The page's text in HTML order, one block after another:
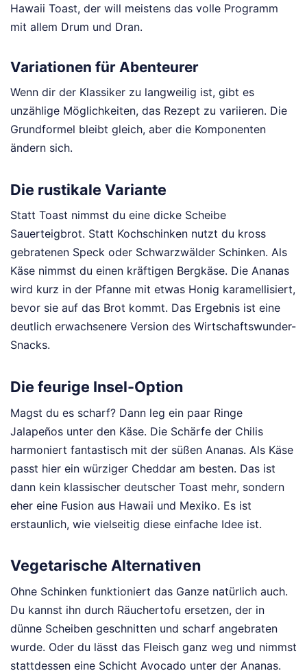
Hawaii Toast, der will meistens das volle Programm
mit allem Drum und Dran.
Variationen für Abenteurer
Wenn dir der Klassiker zu langweilig ist, gibt es
unzählige Möglichkeiten, das Rezept zu variieren. Die
Grundformel bleibt gleich, aber die Komponenten
ändern sich.
Die rustikale Variante
Statt Toast nimmst du eine dicke Scheibe
Sauerteigbrot. Statt Kochschinken nutzt du kross
gebratenen Speck oder Schwarzwälder Schinken. Als
Käse nimmst du einen kräftigen Bergkäse. Die Ananas
wird kurz in der Pfanne mit etwas Honig karamellisiert,
bevor sie auf das Brot kommt. Das Ergebnis ist eine
deutlich erwachsenere Version des Wirtschaftswunder-
Snacks.
Die feurige Insel-Option
Magst du es scharf? Dann leg ein paar Ringe
Jalapeños unter den Käse. Die Schärfe der Chilis
harmoniert fantastisch mit der süßen Ananas. Als Käse
passt hier ein würziger Cheddar am besten. Das ist
dann kein klassischer deutscher Toast mehr, sondern
eher eine Fusion aus Hawaii und Mexiko. Es ist
erstaunlich, wie vielseitig diese einfache Idee ist.
Vegetarische Alternativen
Ohne Schinken funktioniert das Ganze natürlich auch.
Du kannst ihn durch Räuchertofu ersetzen, der in
dünne Scheiben geschnitten und scharf angebraten
wurde. Oder du lässt das Fleisch ganz weg und nimmst
stattdessen eine Schicht Avocado unter der Ananas.